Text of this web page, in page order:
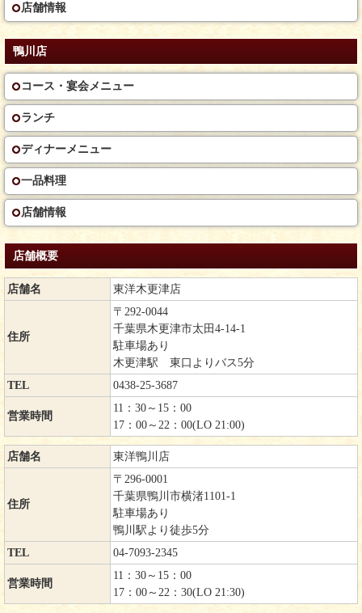
店舗情報
鴨川店
コース・宴会メニュー
ランチ
ディナーメニュー
一品料理
店舗情報
店舗概要
店舗名 東洋木更津店
住所
〒292-0044
千葉県木更津市太田4-14-1
駐車場あり
木更津駅 東口よりバス5分
TEL
0438-25-3687
営業時間
11：30～15：00
17：00～22：00(LO 21:00)
店舗名 東洋鴨川店
住所
〒296-0001
千葉県鴨川市横渚1101-1
駐車場あり
鴨川駅より徒歩5分
TEL
04-7093-2345
営業時間
11：30～15：00
17：00～22：30(LO 21:30)